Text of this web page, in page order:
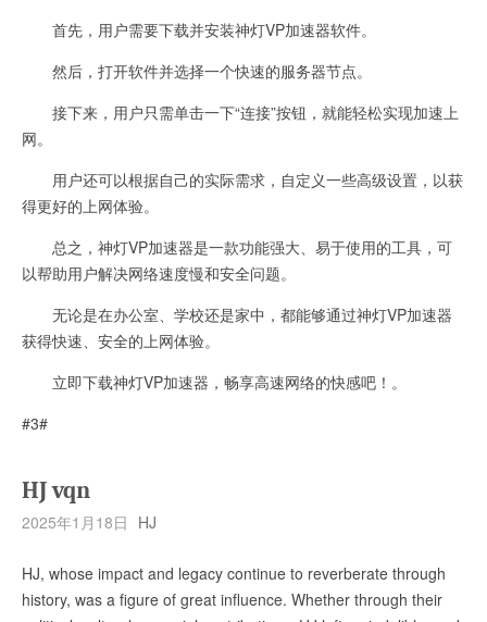
首先，用户需要下载并安装神灯VP加速器软件。
然后，打开软件并选择一个快速的服务器节点。
接下来，用户只需单击一下“连接”按钮，就能轻松实现加速上
网。
用户还可以根据自己的实际需求，自定义一些高级设置，以获
得更好的上网体验。
总之，神灯VP加速器是一款功能强大、易于使用的工具，可
以帮助用户解决网络速度慢和安全问题。
无论是在办公室、学校还是家中，都能够通过神灯VP加速器
获得快速、安全的上网体验。
立即下载神灯VP加速器，畅享高速网络的快感吧！。
#3#
HJ vqn
2025年1月18日 HJ
HJ, whose impact and legacy continue to reverberate through
history, was a figure of great influence. Whether through their